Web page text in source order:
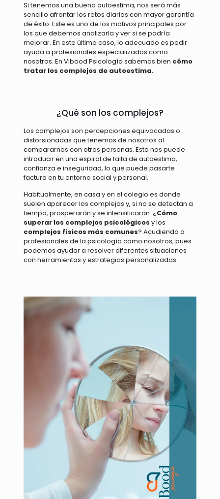
Si tenemos una buena autoestima, nos será más
sencillo afrontar los retos diarios con mayor garantía
de éxito. Este es uno de los motivos principales por
los que debemos analizarla y ver si se podría
mejorar. En este último caso, lo adecuado es pedir
ayuda a profesionales especializados como
nosotros. En Vibood Psicología sabemos bien cómo
tratar los complejos de autoestima.
¿Qué son los complejos?
Los complejos son percepciones equivocadas o
distorsionadas que tenemos de nosotros al
compararnos con otras personas. Esto nos puede
introducir en una espiral de falta de autoestima,
confianza e inseguridad, lo que puede pasarte
factura en tu entorno social y personal.
Habitualmente, en casa y en el colegio es donde
suelen aparecer los complejos y, si no se detectan a
tiempo, prosperarán y se intensificarán. ¿Cómo
superar los complejos psicológicos y los
complejos físicos más comunes? Acudiendo a
profesionales de la psicología como nosotros, pues
podemos ayudar a resolver diferentes situaciones
con herramientas y estrategias personalizadas.